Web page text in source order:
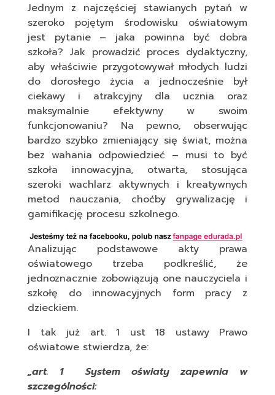
Jednym z najczęściej stawianych pytań w
szeroko pojętym środowisku oświatowym
jest pytanie – jaka powinna być dobra
szkoła? Jak prowadzić proces dydaktyczny,
aby właściwie przygotowywał młodych ludzi
do dorosłego życia a jednocześnie był
ciekawy i atrakcyjny dla ucznia oraz
maksymalnie efektywny w swoim
funkcjonowaniu? Na pewno, obserwując
bardzo szybko zmieniający się świat, można
bez wahania odpowiedzieć – musi to być
szkoła innowacyjna, otwarta, stosująca
szeroki wachlarz aktywnych i kreatywnych
metod nauczania, choćby grywalizację i
gamifikację procesu szkolnego.
Analizując podstawowe akty prawa
oświatowego trzeba podkreślić, że
jednoznacznie zobowiązują one nauczyciela i
szkołę do innowacyjnych form pracy z
dzieckiem.
I tak już art. 1 ust 18 ustawy Prawo
oświatowe stwierdza, że:
„art. 1 System oświaty zapewnia w
szczególności: